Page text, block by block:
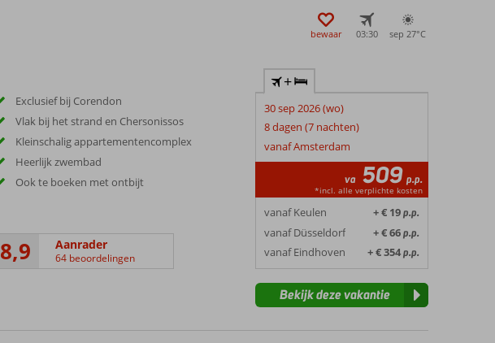
bewaar 03:30 sep 27°C
Exclusief bij Corendon
Vlak bij het strand en Chersonissos
Kleinschalig appartementencomplex
Heerlijk zwembad
Ook te boeken met ontbijt
8,9 Aanrader
64 beoordelingen
+
30 sep 2026 (wo)
8 dagen (7 nachten)
vanaf Amsterdam
va 509 p.p.
*incl. alle verplichte kosten
vanaf Keulen + € 19p.p.
vanaf Düsseldorf + € 66p.p.
vanaf Eindhoven + € 354p.p.
Bekijk deze vakantie